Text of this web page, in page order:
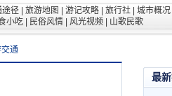
途径 旅游地图 游记攻略 旅行社 城市概况
小吃 民俗风情 风光视频 山歌民歌
通
最